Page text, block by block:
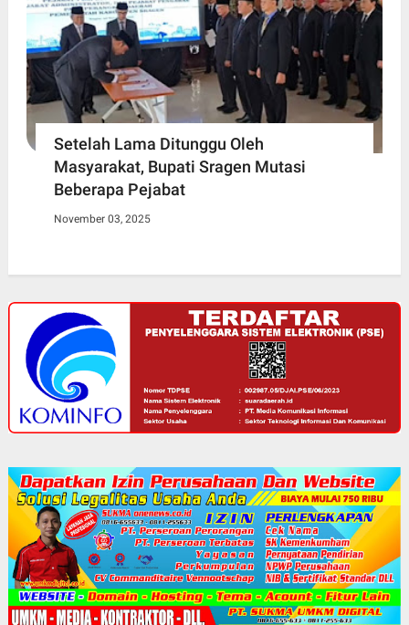
Setelah Lama Ditunggu Oleh
Masyarakat, Bupati Sragen Mutasi
Beberapa Pejabat
November 03, 2025